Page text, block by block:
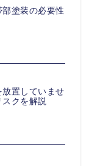
塗装の必要性
置していませ
クを解説